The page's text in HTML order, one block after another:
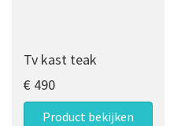
Tv kast teak
€ 490
Product bekijken